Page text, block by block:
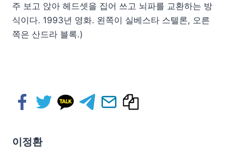
주 보고 앉아 헤드셋을 집어 쓰고 뇌파를 교환하는 방
식이다. 1993년 영화. 왼쪽이 실베스타 스텔론, 오른
쪽은 산드라 블록.)
이정환